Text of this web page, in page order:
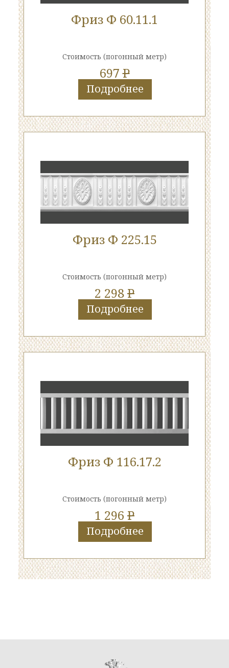
Фриз Ф 60.11.1
Стоимость (погонный метр)
697P
Подробнее
Фриз Ф 225.15
Стоимость (погонный метр)
2 298P
Подробнее
Фриз Ф 116.17.2
Стоимость (погонный метр)
1 296 P
Подробнее